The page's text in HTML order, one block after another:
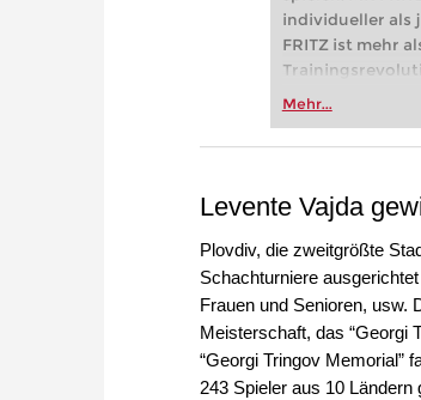
individueller als
FRITZ ist mehr
Vereinsschachs
zuvor.
Mehr...
Levente Vajda
Plovdiv, die zweitgrößte
Schachturniere
Frauen und Senioren, usw.
Meisterschaft, das “Georgi
“Georgi Tringov Memorial”
243 Spieler aus 10